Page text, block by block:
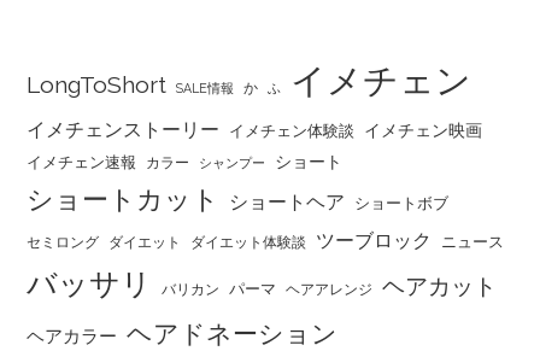
LongToShort SALE情報 か ふ イメチェン
イメチェンストーリー イメチェン体験談 イメチェン映画
イメチェン速報 カラー シャンプー ショート
ショートカット ショートヘア ショートボブ
セミロング ダイエット ダイエット体験談 ツーブロック ニュース
バッサリ バリカン パーマ ヘアアレンジ ヘアカット
ヘアカラー ヘアドネーション